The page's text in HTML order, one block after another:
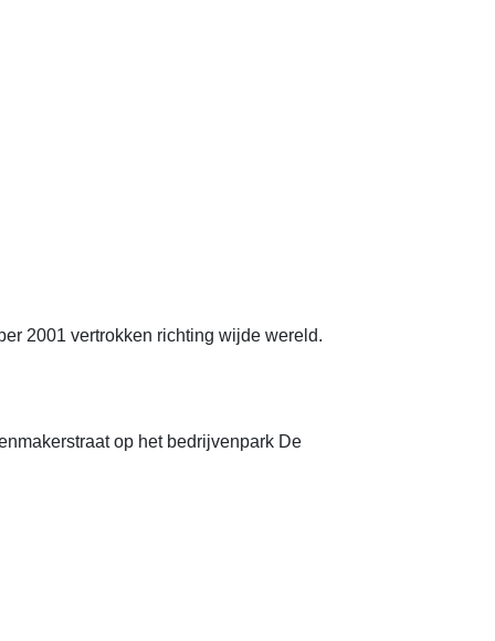
2001 vertrokken richting wijde wereld.
op het bedrijvenpark De